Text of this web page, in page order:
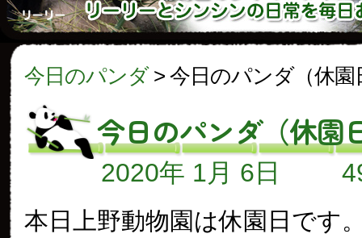
今日のパンダ> 今日のパンダ（休園
今日のパンダ（休園
2020年 1月 6日
本日上野動物園は休園日です